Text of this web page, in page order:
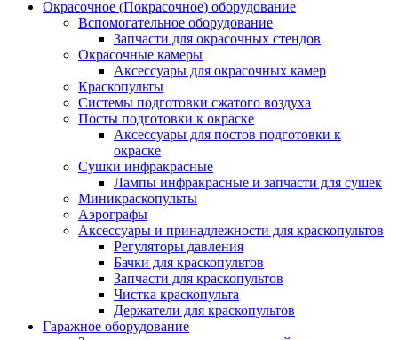
Окрасочное (Покрасочное) оборудование
Вспомогательное оборудование
Запчасти для окрасочных стендов
Окрасочные камеры
Аксессуары для окрасочных камер
Краскопульты
Системы подготовки сжатого воздуха
Посты подготовки к окраске
Аксессуары для постов подготовки к
окраске
Сушки инфракрасные
Лампы инфракрасные и запчасти для сушек
Миникраскопульты
Аэрографы
Аксессуары и принадлежности для краскопультов
Регуляторы давления
Бачки для краскопультов
Запчасти для краскопультов
Чистка краскопульта
Держатели для краскопультов
Гаражное оборудование